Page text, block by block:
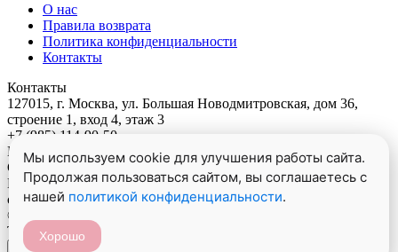
Мы используем cookie для улучшения работы сайта.
Продолжая пользоваться сайтом, вы соглашаетесь с
нашей политикой конфиденциальности.
Хорошо
О нас
Правила возврата
Политика конфиденциальности
Контакты
Контакты
127015, г. Москва, ул. Большая Новодмитровская, дом 36,
строение 1, вход 4, этаж 3
+7 (985) 114-90-50
Понедельник - Пятница 09:00-18:00
Следите за новостями
И будь в курсе наших новостей, акций и советов лучших
стилистов.
© Mone Professional, 2026. Все права защищены.
Товар добавлен в корзину